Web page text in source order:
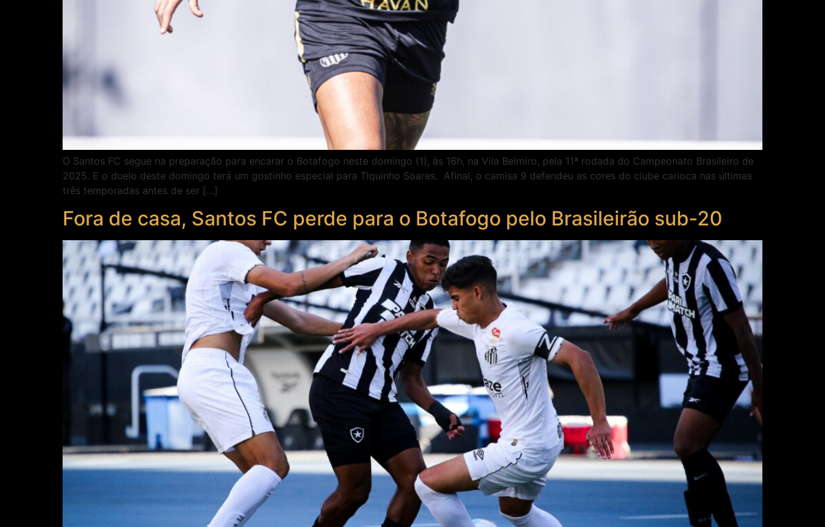
O Santos FC segue na preparação para encarar o Botafogo neste domingo (1), às 16h, na Vila Belmiro, pela 11ª rodada do Campeonato Brasileiro de
2025. E o duelo deste domingo terá um gostinho especial para Tiquinho Soares. Afinal, o camisa 9 defendeu as cores do clube carioca nas últimas
três temporadas antes de ser […]
Fora de casa, Santos FC perde para o Botafogo pelo Brasileirão sub-20